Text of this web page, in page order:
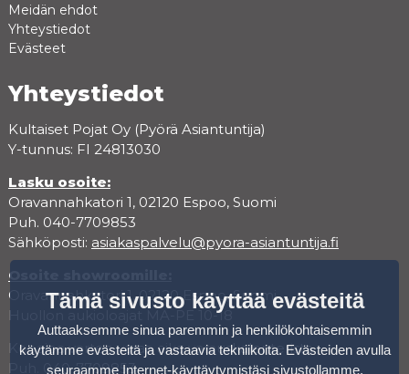
Meidän ehdot
Yhteystiedot
Evästeet
Yhteystiedot
Kultaiset Pojat Oy (Pyörä Asiantuntija)
Y-tunnus: FI 24813030
Lasku osoite:
Oravannahkatori 1, 02120 Espoo, Suomi
Puh. 040-7709853
Sähköposti: asiakaspalvelu@pyora-asiantuntija.fi
Osoite showroomille:
Oravannahkatori 1, 02120 Espoo, Suomi
Huollon aukioloajat MA-PE 10-18
Koeajoa varten varaa aika varauskalenterista.
Puh. 040-7709853
Tämä sivusto käyttää evästeitä
Auttaaksemme sinua paremmin ja henkilökohtaisemmin
käytämme evästeitä ja vastaavia tekniikoita. Evästeiden avulla
seuraamme Internet-käyttäytymistäsi sivustollamme.